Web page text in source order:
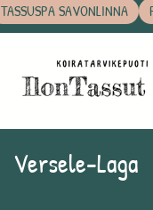
TASSUSPA SAVONLINNA
Versele-Laga